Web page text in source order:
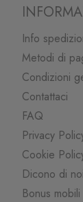
Info
Metodi di
Condizioni
Contattaci
FAQ
Privacy
Cookie
Dicono di noi
Bonus